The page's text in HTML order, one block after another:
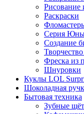
Рисование
Раскраски
Серия
Создание
Фреска из
Шнуровки
Куклы LOL
Шоколадная
Бытовая техника
Зубные